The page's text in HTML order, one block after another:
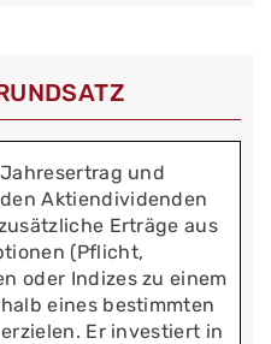
und
Aktiendividenden
Erträge aus
(Pflicht,
oder Indizes zu einem
eines bestimmten
Er investiert in